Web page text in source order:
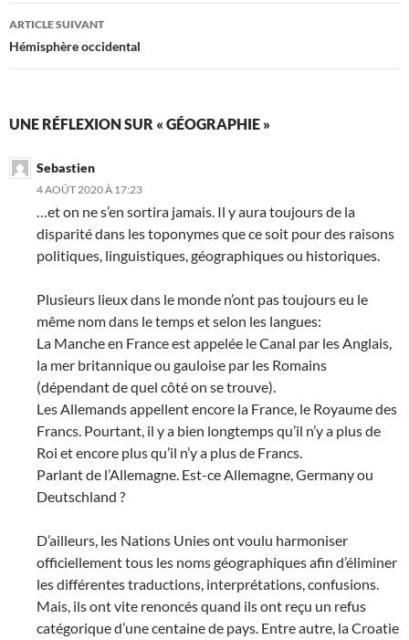
articles
ARTICLE SUIVANT
Hémisphère occidental
UNE RÉFLEXION SUR « GÉOGRAPHIE »
Sebastien
4 AOÛT 2020 À 17:23
…et on ne s’en sortira jamais. Il y aura toujours de la
disparité dans les toponymes que ce soit pour des raisons
politiques, linguistiques, géographiques ou historiques.
Plusieurs lieux dans le monde n’ont pas toujours eu le
même nom dans le temps et selon les langues:
La Manche en France est appelée le Canal par les Anglais,
la mer britannique ou gauloise par les Romains
(dépendant de quel côté on se trouve).
Les Allemands appellent encore la France, le Royaume des
Francs. Pourtant, il y a bien longtemps qu’il n’y a plus de
Roi et encore plus qu’il n’y a plus de Francs.
Parlant de l’Allemagne. Est-ce Allemagne, Germany ou
Deutschland ?
D’ailleurs, les Nations Unies ont voulu harmoniser
officiellement tous les noms géographiques afin d’éliminer
les différentes traductions, interprétations, confusions.
Mais, ils ont vite renoncés quand ils ont reçu un refus
catégorique d’une centaine de pays. Entre autre, la Croatie